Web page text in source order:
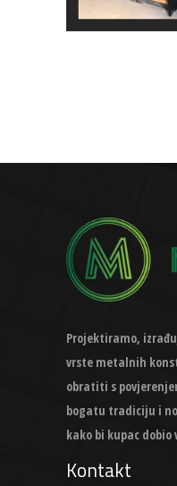
Projektiramo,
vrste metalnih
obratiti s
bogatu tradiciju i
kako bi kupac dobio
Kontakt